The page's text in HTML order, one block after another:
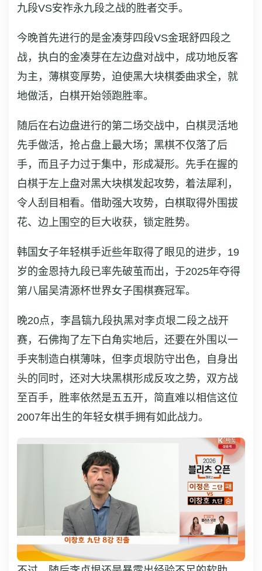
九段VS安祚永九段之战的胜者交手。
今晚首先进行的是金凑芽四段VS金珉舒四段之
战，执白的金凑芽在左边盘对战中，成功地反客
为主，薄棋变厚势，迫使黑大块棋委曲求全，就
地做活，白棋开始领跑胜率。
随后在右边盘进行的第二场交战中，白棋灵活地
先手做活，抢占盘上最大场；黑棋不仅落了后
手，而且子力过于集中，形成凝形。先手在握的
白棋于左上盘对黑大块棋发起攻势，着法犀利，
令人刮目相看。借助强大攻势，白棋取得外围拔
花、边上围空的巨大收获，锁定胜势。
韩国女子年轻棋手近些年取得了眼见的进步，19
岁的金恩持九段已率先破茧而出，于2025年夺得
第八届吴清源杯世界女子围棋赛冠军。
晚20点，李昌镐九段执黑对李贞垠二段之战开
赛，石佛掏了左下白角实地后，还要在外围以一
手夹制造白棋薄味，但李贞垠防守出色，自身出
头的同时，还对大块黑棋形成反攻之势，双方战
至百手，胜率依然是五五开，简直难以相信这位
2007年出生的年轻女棋手拥有如此战力。